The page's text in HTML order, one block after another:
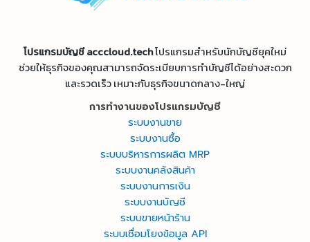
โปรแกรมบัญชี acccloud.techโปรแกรมสำหรับนักบัญชียุคใหม่
ช่วยให้ธุรกิจของคุณสามารถจัดระเบียบการทำบัญชีได้อย่างสะดวก
และรวดเร็ว เหมาะกับธุรกิจขนาดกลาง-ใหญ่
การทำงานของโปรแกรมบัญชี
ระบบงานขาย
ระบบงานซื้อ
ระบบบริหารการผลิต MRP
ระบบงานคลังสินค้า
ระบบงานการเงิน
ระบบงานบัญชี
ระบบขายหน้าร้าน
ระบบเชื่อมโยงข้อมูล API